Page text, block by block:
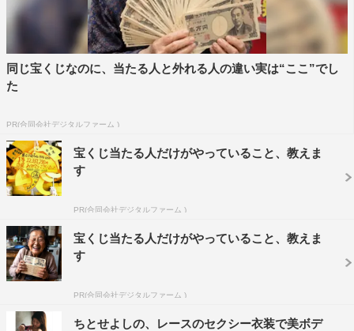
同じ宝くじなのに、当たる人と外れる人の違い実は“ここ”でし
た
PR(合同会社デジタルファーム )
宝くじ当たる人だけがやっていること、教えま
す
PR(合同会社デジタルファーム )
宝くじ当たる人だけがやっていること、教えま
す
PR(合同会社デジタルファーム )
ちとせよしの、レースのセクシー衣装で美ボデ